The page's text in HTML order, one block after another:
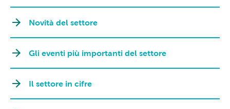
Novità del settore
Gli eventi più importanti del settore
Il settore in cifre